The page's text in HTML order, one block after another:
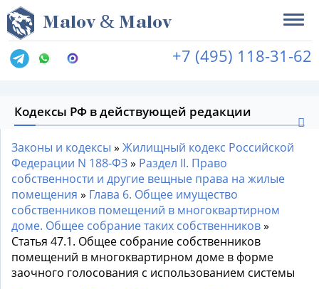
Malov & Malov
+7 (495) 118-31-62
Кодексы РФ в действующей редакции
Законы и кодексы » Жилищный кодекс Российской
Федерации N 188-ФЗ» Раздел II. Право
собственности и другие вещные права на жилые
помещения » Глава 6. Общее имущество
собственников помещений в многоквартирном
доме. Общее собрание таких собственников»
Статья 47.1. Общее собрание собственников
помещений в многоквартирном доме в форме
заочного голосования с использованием системы